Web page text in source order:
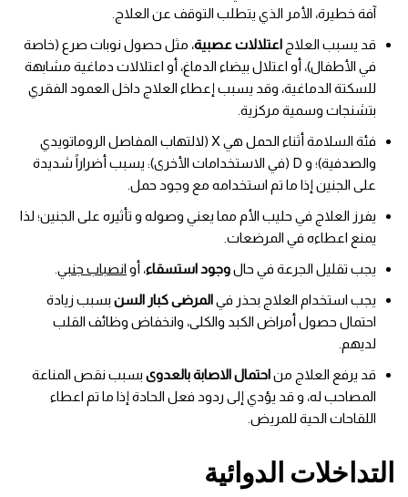
آفة خطيرة، الأمر الذي يتطلب التوقف عن العلاج.
قد يسبب العلاج اعتلالات عصبية، مثل حصول نوبات صرع (خاصة
في الأطفال)، أو اعتلال بيضاء الدماغ، أو اعتلالات دماغية مشابهة
للسكتة الدماغية، وقد يسبب إعطاء العلاج داخل العمود الفقري
بتشنجات وسمية مركزية.
فئة السلامة أثناء الحمل هي X (لالتهاب المفاصل الروماتويدي
والصدفية)؛ و D (في الاستخدامات الأخرى): يسبب أضراراً شديدة
على الجنين إذا ما تم استخدامه مع وجود حمل.
يفرز العلاج في حليب الأم مما يعني وصوله و تأثيره على الجنين؛ لذا
يمنع اعطاءه في المرضعات.
يجب تقليل الجرعة في حالوجود استسقاء، أو انصباب جنبي
يجب استخدام العلاج بحذر فيالمرضى كبار السن بسبب زيادة
احتمال حصول أمراض الكبد والكلى، وانخفاض وظائف القلب
لديهم.
قد يرفع العلاج مناحتمال الاصابة بالعدوى بسبب نقص المناعة
المصاحب له، و قد يؤدي إلى ردود فعل الحادة إذا ما تم اعطاء
اللقاحات الحية للمريض.
التداخلات الدوائية